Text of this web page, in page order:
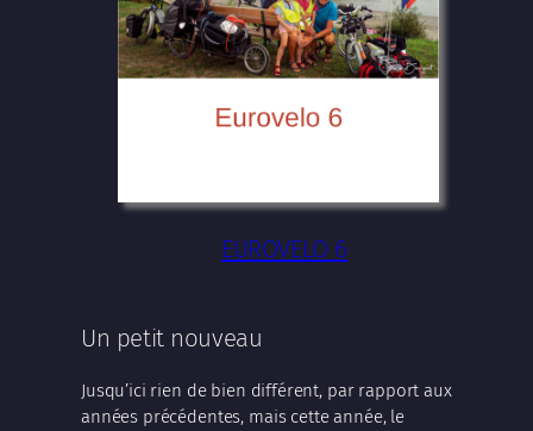
EUROVELO 6
Un petit nouveau
Jusqu’ici rien de bien différent, par rapport aux
années précédentes, mais cette année, le